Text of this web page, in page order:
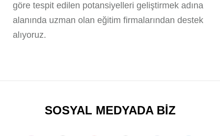
göre tespit edilen potansiyelleri geliştirmek adına
alanında uzman olan eğitim firmalarından destek
alıyoruz.
SOSYAL MEDYADA BİZ